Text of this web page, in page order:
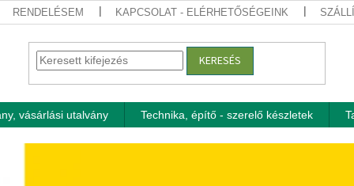
RENDELÉSEM KAPCSOLAT - ELÉRHETŐSÉGEINK
KERESÉS
vásárlási utalvány Technika, építő - szerelő készletek